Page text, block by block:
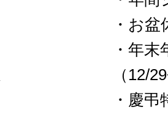
・お
・年
（12/
・慶